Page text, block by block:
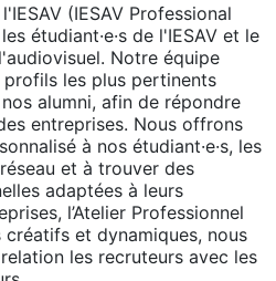
(IESAV Professional
étudiant·e·s de l'IESAV et le
Notre équipe
les plus pertinents
alumni, afin de répondre
entreprises. Nous offrons
à nos étudiant·e·s, les
et à trouver des
adaptées à leurs
l’Atelier Professionnel
et dynamiques, nous
les recruteurs avec les